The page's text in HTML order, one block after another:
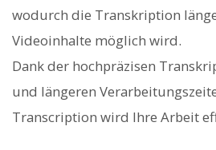
wodurch die Transkription
Videoinhalte möglich wird.
Dank der hochpräzisen
und längeren
Transcription wird Ihre Arbeit